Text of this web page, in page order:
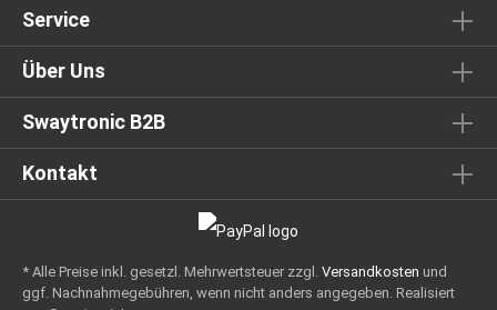
Service
Über Uns
Swaytronic B2B
Kontakt
* Alle Preise inkl. gesetzl. Mehrwertsteuer zzgl. Versandkosten und
ggf. Nachnahmegebühren, wenn nicht anders angegeben. Realisiert